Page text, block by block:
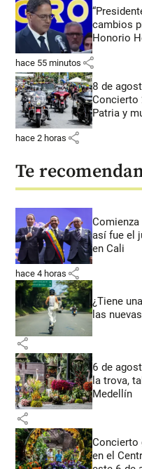
cambios
Honorio
hace 55 minutos share
8 de
Concierto
Patria y
hace 2 horas share
Te
así fue el
en Cali
hace 4 horas share
¿Tiene
las
share
6 de
la trova,
Medellín
share
Concierto
en el